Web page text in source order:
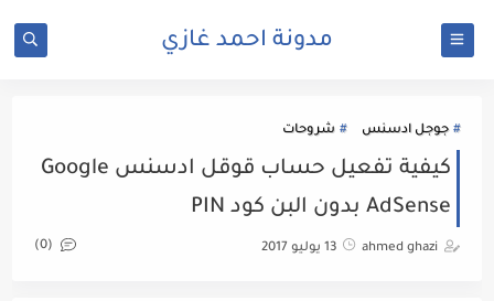
مدونة احمد غازي
جوجل ادسنس شروحات
كيفية تفعيل حساب قوقل ادسنس Google
AdSense بدون البن كود PIN
ahmed ghazi 13 يوليو 2017 (0)